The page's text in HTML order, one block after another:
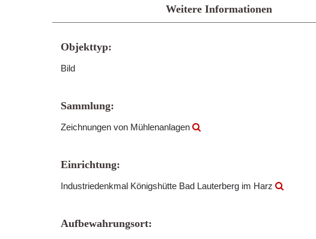
Weitere Informationen
Objekttyp:
Bild
Sammlung:
Zeichnungen von Mühlenanlagen
Einrichtung:
Industriedenkmal Königshütte Bad Lauterberg im Harz
Aufbewahrungsort: